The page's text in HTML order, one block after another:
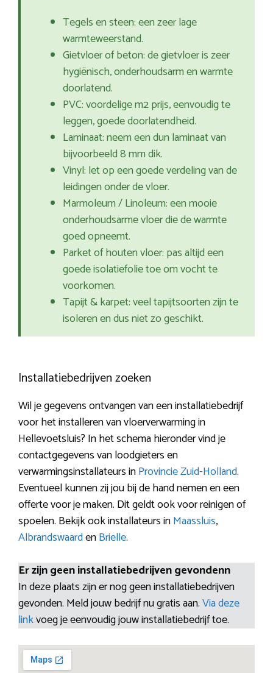
Tegels en steen: een zeer lage
warmteweerstand.
Gietvloer of beton: de gietvloer is zeer
hygiënisch, onderhoudsarm en warmte
doorlatend.
PVC: voordelige m2 prijs, eenvoudig te
leggen, goede doorlatendheid.
Laminaat: neem een dun laminaat van
bijvoorbeeld 8 mm dik.
Vinyl: let op een goede verdeling van de
leidingen onder de vloer.
Marmoleum / Linoleum: een mooie
onderhoudsarme vloer die de warmte
goed opneemt.
Parket of houten vloer: pas altijd een
goede isolatiefolie toe om vocht te
voorkomen.
Tapijt & karpet: veel tapijtsoorten zijn te
isoleren en dus niet zo geschikt.
Installatiebedrijven zoeken
Wil je gegevens ontvangen van een installatiebedrijf
voor het installeren van vloerverwarming in
Hellevoetsluis? In het schema hieronder vind je
contactgegevens van loodgieters en
verwarmingsinstallateurs inProvincie Zuid-Holland.
Eventueel kunnen zij jou bij de hand nemen en een
offerte voor je maken. Dit geldt ook voor reinigen of
spoelen. Bekijk ook installateurs inMaassluis,
AlbrandswaardenBrielle.
Er zijn geen installatiebedrijven gevondenn
In deze plaats zijn er nog geen installatiebedrijven
gevonden. Meld jouw bedrijf nu gratis aan.Via deze
linkvoeg je eenvoudig jouw installatiebedrijf toe.